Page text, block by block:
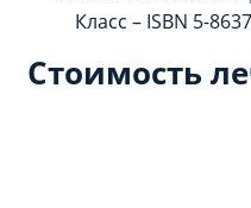
Класс – ISBN 5-
Стоимость